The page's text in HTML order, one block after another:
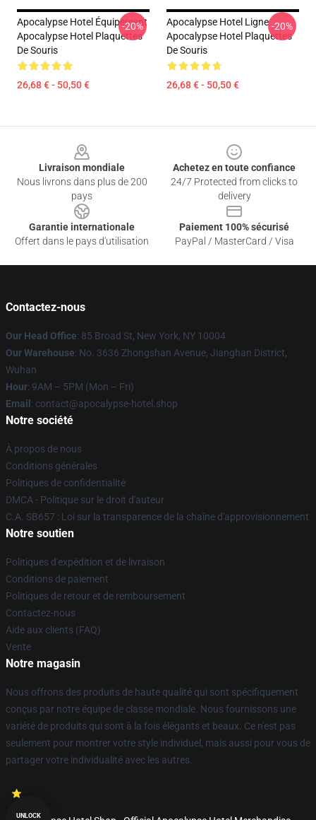
Apocalypse Hotel Équipement
Apocalypse Hotel Plaquettes
De Souris
26,68 € - 50,50 €
-20%
Apocalypse Hotel Ligne
Apocalypse Hotel Plaquettes
De Souris
26,68 € - 50,50 €
-20%
Livraison mondiale
Nous livrons dans plus de 200
pays
Achetez en toute confiance
24/7 Protected from clicks to
delivery
Garantie internationale
Offert dans le pays d'utilisation
Paiement 100% sécurisé
PayPal / MasterCard / Visa
Contactez-nous
Our Head Office: 85 Broad St, New York, NY 10004
Our Warehouse: No. 3636 Zhongshan Avenue, Jianghan District,
Wuhan
Hour: 9AM – 5PM (Mon – Fri)
Email : contact@apocalypse-hotel.shop
Notre société
À propos de nous
Conditions générales
Politiques de confidentialité
DMCA - Politique sur le droit d'auteur
C.A. SB657 : Loi sur la transparence de la chaîne d'approvisionnement
Notre soutien
Politiques d'expédition et de livraison
Conditions de paiement
Politiques de retour et de remboursement
Contactez-nous
Aide aux clients (FAQ)
Vente
Notre magasin
Nous offrons des produits de haute qualité qui sont spécifiquement
conçus par notre équipe de classe mondiale. Nous fournissons une
variété de produits qui sont à la fois élégants et beaux. Ce n'est pas
seulement pour montrer votre style individuel, mais aussi pour vous de
partager votre individualité avec les autres.
UNLOCK